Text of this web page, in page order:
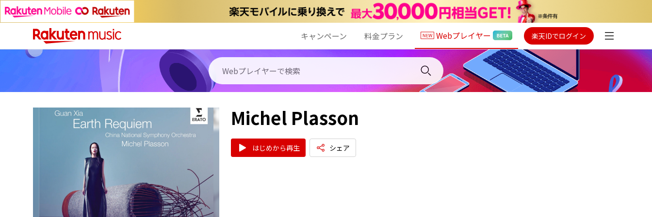
キャンペーン 料金プラン Webプレイヤー 楽天IDでログイン
Michel Plasson
はじめから再生 シェア